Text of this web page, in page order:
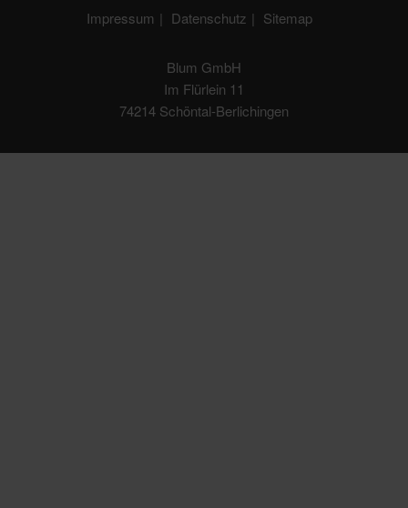
Impressum Datenschutz Sitemap
Blum GmbH
Im Flürlein 11
74214 Schöntal-Berlichingen